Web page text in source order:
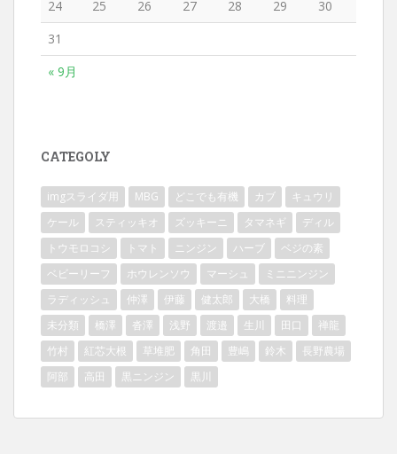
« 9月
24
25 26 27 28 29
30
31
CATEGOLY
imgスライダ用 MBG どこでも有機 カブ
キュウリ
ケール
スティッキオ ズッキーニ タマネギ
ディル
トウモロコシ
トマト ニンジン ハーブ
ベジの素
ベビーリーフ
ホウレンソウ マーシュ
ミニニンジン
ラディッシュ
仲澤 伊藤 健太郎 大橋
料理
未分類
橋澤 沓澤 浅野 渡邉 生川 田口
禅龍
竹村
紅芯大根 草堆肥 角田 豊嶋 鈴木
長野農場
阿部
高田 黒ニンジン 黒川